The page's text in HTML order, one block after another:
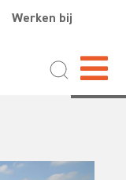
Werken bij